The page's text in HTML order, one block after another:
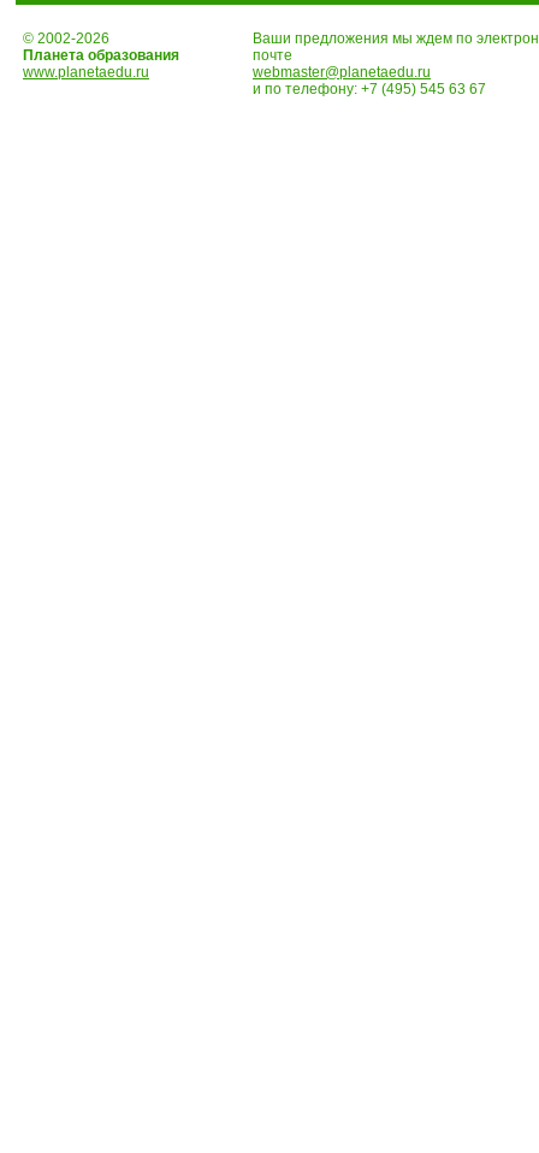
© 2002-2026
Планета образования
www.planetaedu.ru
Ваши предложения мы ждем по
почте
webmaster@planetaedu.ru
и по телефону: +7 (495) 545 63 67